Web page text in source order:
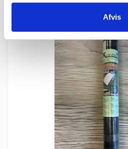
Afvis